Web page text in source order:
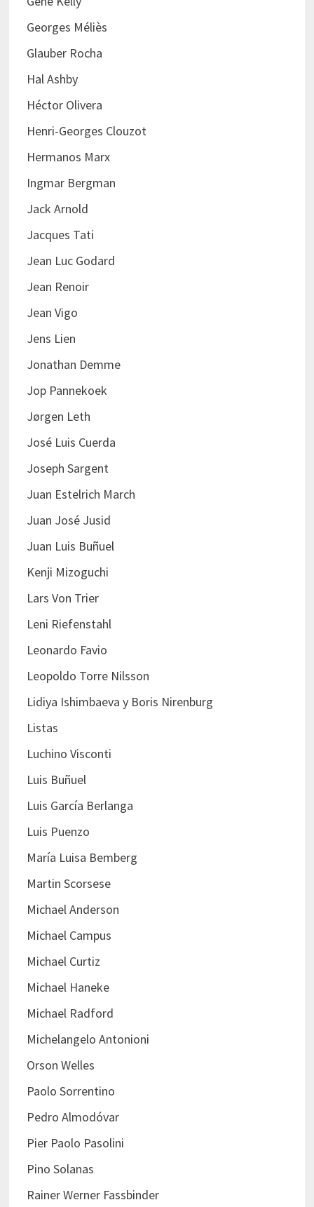
Georges Méliès
Glauber Rocha
Hal Ashby
Héctor Olivera
Henri-Georges Clouzot
Hermanos Marx
Ingmar Bergman
Jack Arnold
Jacques Tati
Jean Luc Godard
Jean Renoir
Jean Vigo
Jens Lien
Jonathan Demme
Jop Pannekoek
Jørgen Leth
José Luis Cuerda
Joseph Sargent
Juan Estelrich March
Juan José Jusid
Juan Luis Buñuel
Kenji Mizoguchi
Lars Von Trier
Leni Riefenstahl
Leonardo Favio
Leopoldo Torre Nilsson
Lidiya Ishimbaeva y Boris Nirenburg
Listas
Luchino Visconti
Luis Buñuel
Luis García Berlanga
Luis Puenzo
María Luisa Bemberg
Martin Scorsese
Michael Anderson
Michael Campus
Michael Curtiz
Michael Haneke
Michael Radford
Michelangelo Antonioni
Orson Welles
Paolo Sorrentino
Pedro Almodóvar
Pier Paolo Pasolini
Pino Solanas
Rainer Werner Fassbinder